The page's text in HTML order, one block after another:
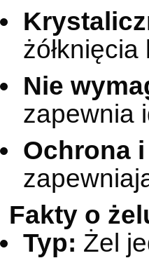
żółknięcia
Nie
zapewnia
Ochrona i
Fakty o
Typ: Żel